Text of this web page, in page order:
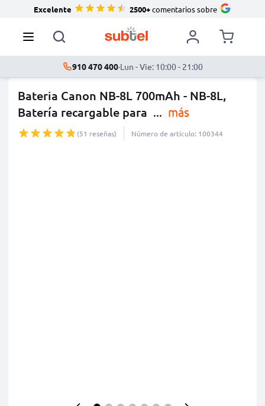
Excelente 2500+comentarios sobre
910 470 400·Lun - Vie: 10:00 - 21:00
Bateria Canon NB-8L 700mAh - NB-8L,
Batería recargable para ... más
(51 reseñas) Número de artículo: 100344